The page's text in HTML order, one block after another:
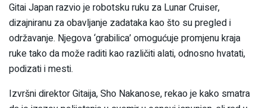
Gitai Japan razvio je robotsku ruku za Lunar Cruiser,
dizajniranu za obavljanje zadataka kao što su pregled i
održavanje. Njegova ‘grabilica’ omogućuje promjenu kraja
ruke tako da može raditi kao različiti alati, odnosno hvatati,
podizati i mesti.
Izvršni direktor Gitaija, Sho Nakanose, rekao je kako smatra